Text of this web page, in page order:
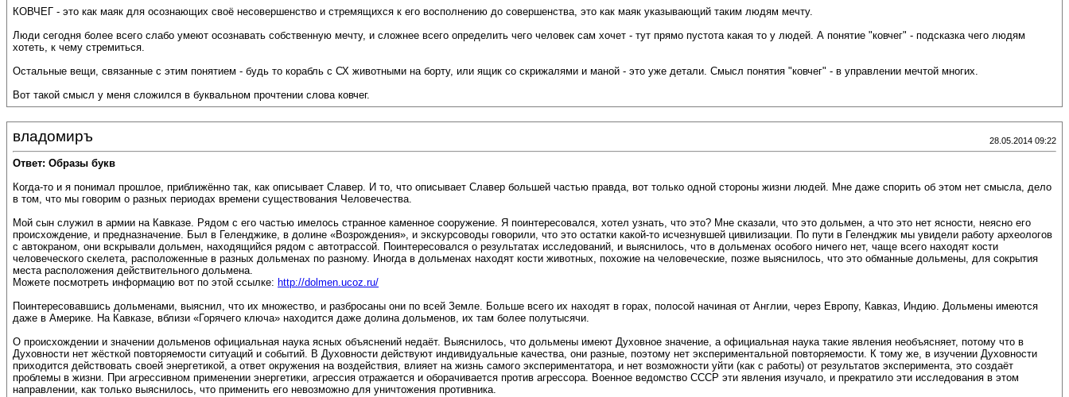
КОВЧЕГ - это как маяк для осознающих своё несовершенство и стремящихся к его восполнению до совершенства, это как маяк указывающий таким людям мечту.
Люди сегодня более всего слабо умеют осознавать собственную мечту, и сложнее всего определить чего человек сам хочет - тут прямо пустота какая то у людей. А понятие "ковчег" - подсказка чего людям
хотеть, к чему стремиться.
Остальные вещи, связанные с этим понятием - будь то корабль с СХ животными на борту, или ящик со скрижалями и маной - это уже детали. Смысл понятия "ковчег" - в управлении мечтой многих.
Вот такой смысл у меня сложился в буквальном прочтении слова ковчег.
владомиръ 28.05.2014 09:22
Ответ: Образы букв
Когда-то и я понимал прошлое, приближённо так, как описывает Славер. И то, что описывает Славер большей частью правда, вот только одной стороны жизни людей. Мне даже спорить об этом нет смысла, дело
в том, что мы говорим о разных периодах времени существования Человечества.
Мой сын служил в армии на Кавказе. Рядом с его частью имелось странное каменное сооружение. Я поинтересовался, хотел узнать, что это? Мне сказали, что это дольмен, а что это нет ясности, неясно его
происхождение, и предназначение. Был в Геленджике, в долине «Возрождения», и экскурсоводы говорили, что это остатки какой-то исчезнувшей цивилизации. По пути в Геленджик мы увидели работу археологов
с автокраном, они вскрывали дольмен, находящийся рядом с автотрассой. Поинтересовался о результатах исследований, и выяснилось, что в дольменах особого ничего нет, чаще всего находят кости
человеческого скелета, расположенные в разных дольменах по разному. Иногда в дольменах находят кости животных, похожие на человеческие, позже выяснилось, что это обманные дольмены, для сокрытия
места расположения действительного дольмена.
Можете посмотреть информацию вот по этой ссылке: http://dolmen.ucoz.ru/
Поинтересовавшись дольменами, выяснил, что их множество, и разбросаны они по всей Земле. Больше всего их находят в горах, полосой начиная от Англии, через Европу, Кавказ, Индию. Дольмены имеются
даже в Америке. На Кавказе, вблизи «Горячего ключа» находится даже долина дольменов, их там более полутысячи.
О происхождении и значении дольменов официальная наука ясных объяснений недаёт. Выяснилось, что дольмены имеют Духовное значение, а официальная наука такие явления необъясняет, потому что в
Духовности нет жёсткой повторяемости ситуаций и событий. В Духовности действуют индивидуальные качества, они разные, поэтому нет экспериментальной повторяемости. К тому же, в изучении Духовности
приходится действовать своей энергетикой, а ответ окружения на воздействия, влияет на жизнь самого экспериментатора, и нет возможности уйти (как с работы) от результатов эксперимента, это создаёт
проблемы в жизни. При агрессивном применении энергетики, агрессия отражается и оборачивается против агрессора. Военное ведомство СССР эти явления изучало, и прекратило эти исследования в этом
направлении, как только выяснилось, что применить его невозможно для уничтожения противника.